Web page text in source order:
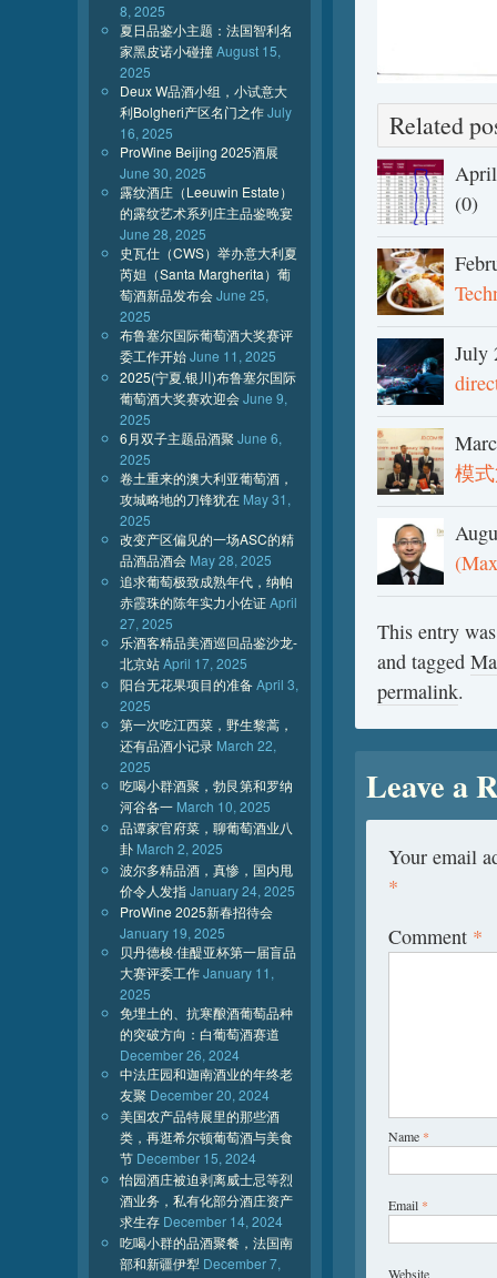
Related
(0)
July
模
This entry
and tagged
permalink.
Leave a
Your email
*
Comment *
Name *
Email *
Website
8, 2025
夏日品鉴小主题：法国智利名
家黑皮诺小碰撞August 15,
2025
Deux W品酒小组，小试意大
利Bolgheri产区名门之作July
16, 2025
ProWine Beijing 2025酒展
June 30, 2025
露纹酒庄（Leeuwin Estate）
的露纹艺术系列庄主品鉴晚宴
June 28, 2025
史瓦仕（CWS）举办意大利夏
芮妲（Santa Margherita）葡
萄酒新品发布会June 25,
2025
布鲁塞尔国际葡萄酒大奖赛评
委工作开始June 11, 2025
2025(宁夏.银川)布鲁塞尔国际
葡萄酒大奖赛欢迎会June 9,
2025
6月双子主题品酒聚 June 6,
2025
卷土重来的澳大利亚葡萄酒，
攻城略地的刀锋犹在 May 31,
2025
改变产区偏见的一场ASC的精
品酒品酒会 May 28, 2025
追求葡萄极致成熟年代，纳帕
赤霞珠的陈年实力小佐证April
27, 2025
乐酒客精品美酒巡回品鉴沙龙-
北京站April 17, 2025
阳台无花果项目的准备April 3,
2025
第一次吃江西菜，野生黎蒿，
还有品酒小记录 March 22,
2025
吃喝小群酒聚，勃艮第和罗纳
河谷各一 March 10, 2025
品谭家官府菜，聊葡萄酒业八
卦 March 2, 2025
波尔多精品酒，真惨，国内甩
价令人发指January 24, 2025
ProWine 2025新春招待会
January 19, 2025
贝丹德梭·佳醍亚杯第一届盲品
大赛评委工作January 11,
2025
免埋土的、抗寒酿酒葡萄品种
的突破方向：白葡萄酒赛道
December 26, 2024
中法庄园和迦南酒业的年终老
友聚 December 20, 2024
美国农产品特展里的那些酒
类，再逛希尔顿葡萄酒与美食
节 December 15, 2024
怡园酒庄被迫剥离威士忌等烈
酒业务，私有化部分酒庄资产
求生存 December 14, 2024
吃喝小群的品酒聚餐，法国南
部和新疆伊犁 December 7,